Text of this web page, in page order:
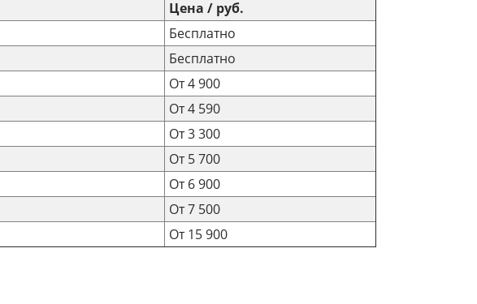
Цена / руб.
Бесплатно
Бесплатно
От 4 900
От 4 590
От 3 300
От 5 700
От 6 900
От 7 500
От 15 900